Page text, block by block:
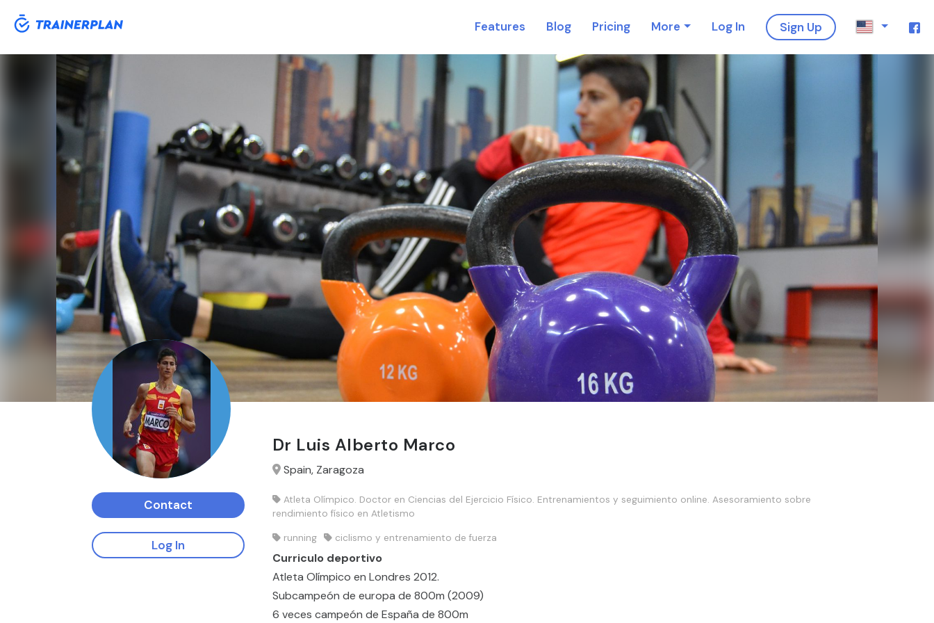
Sign Up
Log In
More
Pricing
Blog
Features
Contact
Log In
Dr Luis Alberto Marco
Spain, Zaragoza
Atleta Olímpico. Doctor en Ciencias del Ejercicio Físico. Entrenamientos y seguimiento online. Asesoramiento sobre
rendimiento físico en Atletismo
running ciclismo y entrenamiento de fuerza
Curriculo deportivo
Atleta Olímpico en Londres 2012.
Subcampeón de europa de 800m (2009)
6 veces campeón de España de 800m